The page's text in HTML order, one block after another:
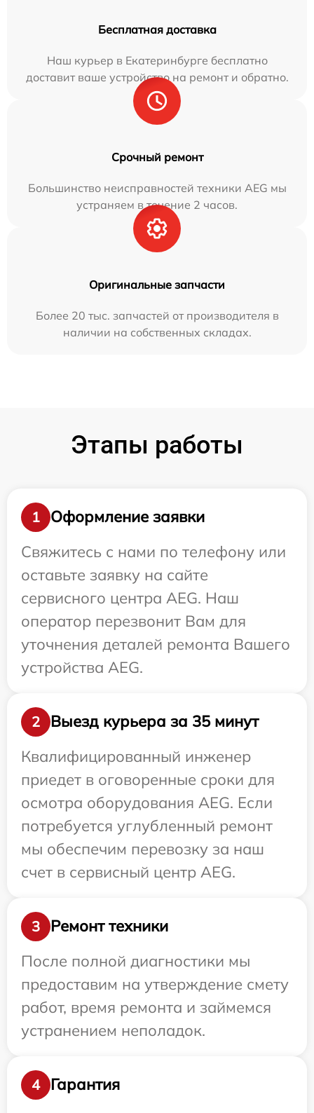
Бесплатная доставка
Наш курьер в Екатеринбурге бесплатно
доставит ваше устройство на ремонт и обратно.
Срочный ремонт
Большинство неисправностей техники AEG мы
устраняем в течение 2 часов.
Оригинальные запчасти
Более 20 тыс. запчастей от производителя в
наличии на собственных складах.
Этапы работы
1
Оформление заявки
Свяжитесь с нами по телефону или
оставьте заявку на сайте
сервисного центра AEG. Наш
оператор перезвонит Вам для
уточнения деталей ремонта Вашего
устройства AEG.
2
Выезд курьера за 35 минут
Квалифицированный инженер
приедет в оговоренные сроки для
осмотра оборудования AEG. Если
потребуется углубленный ремонт
мы обеспечим перевозку за наш
счет в сервисный центр AEG.
3
Ремонт техники
После полной диагностики мы
предоставим на утверждение смету
работ, время ремонта и займемся
устранением неполадок.
4
Гарантия